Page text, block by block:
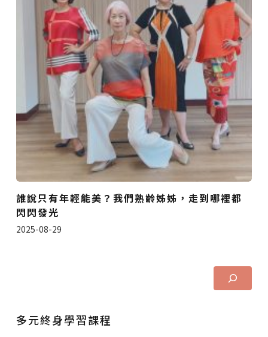
誰說只有年輕能美？我們熟齡姊姊，走到哪裡都
閃閃發光
2025-08-29
多元終身學習課程